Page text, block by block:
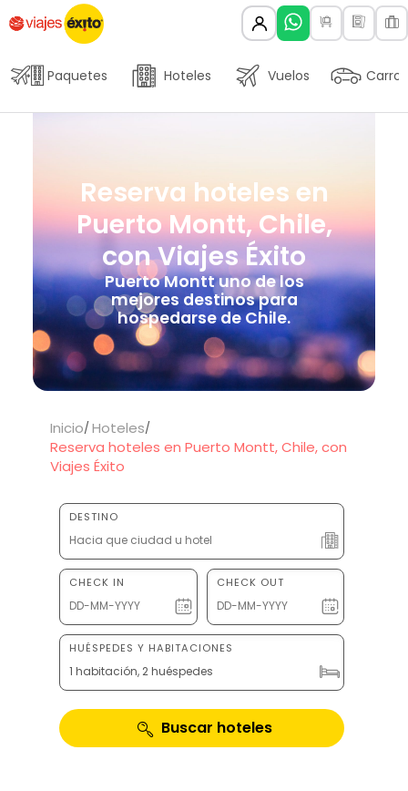
Paquetes Hoteles Vuelos Carros
Reserva hoteles en
Puerto Montt, Chile,
con Viajes Éxito
Puerto Montt uno de los
mejores destinos para
hospedarse de Chile.
Inicio Hoteles
Reserva hoteles en Puerto Montt, Chile, con
Viajes Éxito
DESTINO
CHECK IN CHECK OUT
HUÉSPEDES Y HABITACIONES
1 habitación, 2 huéspedes
Buscar hoteles